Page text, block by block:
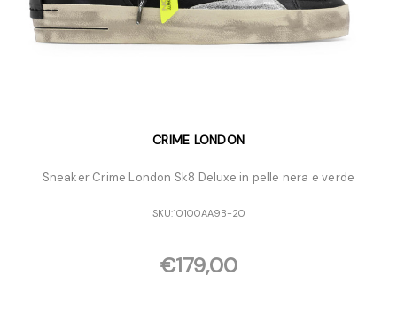
CRIME LONDON
Sneaker Crime London Sk8 Deluxe in pelle nera e verde
SKU:10100AA9B-20
€179,00